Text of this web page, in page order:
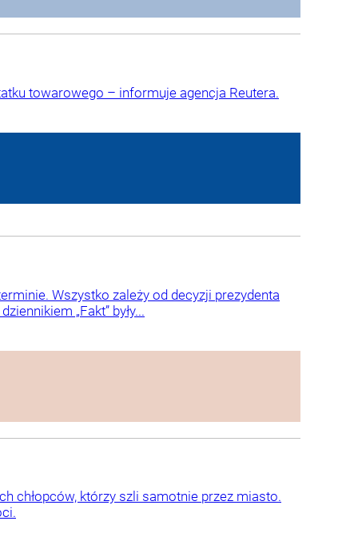
towarowego – informuje agencja Reutera.
Wszystko zależy od decyzji prezydenta
„Fakt” były...
chłopców, którzy szli samotnie przez miasto.